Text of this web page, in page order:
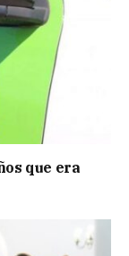
que era